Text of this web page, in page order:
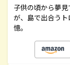
子供の頃から夢
が、島で出合う
憶。